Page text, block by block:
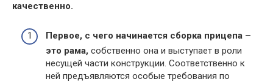
качественно.
Первое, с чего начинается сборка прицепа –
это рама, собственно она и выступает в роли
несущей части конструкции. Соответственно к
ней предъявляются особые требования по